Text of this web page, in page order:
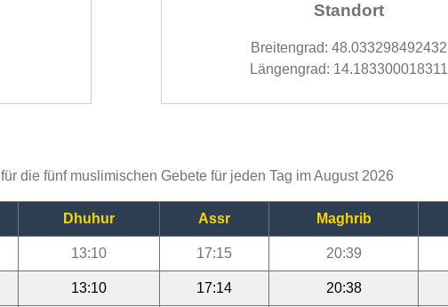
Standort
Breitengrad: 48.033298492432
Längengrad: 14.183300018311
für die fünf muslimischen Gebete für jeden Tag im August 2026
Dhuhur Assr Maghrib
13:10 17:15 20:39
13:10 17:14 20:38